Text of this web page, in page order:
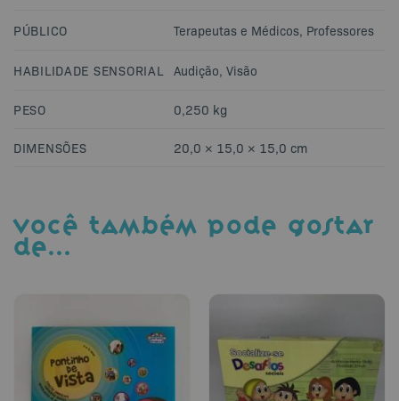
PÚBLICO Terapeutas e Médicos, Professores
HABILIDADE SENSORIAL Audição, Visão
PESO 0,250 kg
DIMENSÕES 20,0 × 15,0 × 15,0 cm
VOCÊ TAMBÉM PODE GOSTAR
DE…